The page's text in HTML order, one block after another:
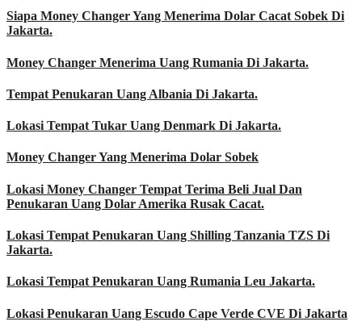
Siapa Money Changer Yang Menerima Dolar Cacat Sobek Di
Jakarta.
Money Changer Menerima Uang Rumania Di Jakarta.
Tempat Penukaran Uang Albania Di Jakarta.
Lokasi Tempat Tukar Uang Denmark Di Jakarta.
Money Changer Yang Menerima Dolar Sobek
Lokasi Money Changer Tempat Terima Beli Jual Dan
Penukaran Uang Dolar Amerika Rusak Cacat.
Lokasi Tempat Penukaran Uang Shilling Tanzania TZS Di
Jakarta.
Lokasi Tempat Penukaran Uang Rumania Leu Jakarta.
Lokasi Penukaran Uang Escudo Cape Verde CVE Di Jakarta